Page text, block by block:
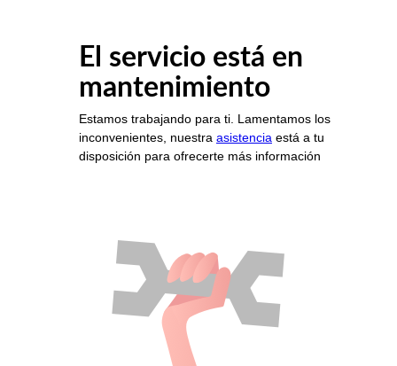
El servicio está en
mantenimiento
Estamos trabajando para ti. Lamentamos los
inconvenientes, nuestra asistencia está a tu
disposición para ofrecerte más información